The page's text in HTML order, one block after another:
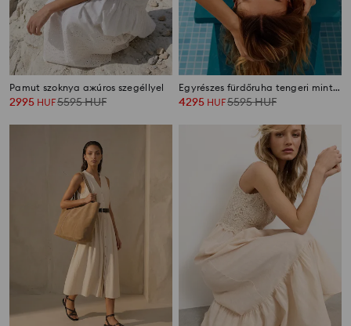
Pamut szoknya ажúros szegéllyel
2995 HUF5595HUF
Egyrészes fürdőruha tengeri mintával
4295 HUF5595HUF